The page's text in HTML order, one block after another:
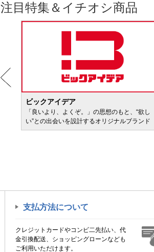
注目特集＆イチオシ商品
ビックアイデア
「良いより、よくぞ。」の思想のもと、“欲し
い”との出会いを設計するオリジナルブランド
支払方法について
クレジットカードやコンビ二先払い、代
金引換配送、ショッピングローンなども
ご利用いただけます。